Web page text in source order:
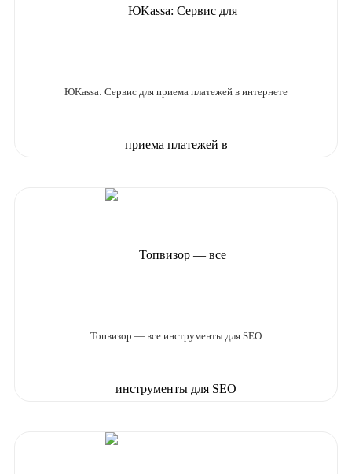
ЮKassa: Сервис для приема платежей в интернете
Топвизор — все инструменты для SEO